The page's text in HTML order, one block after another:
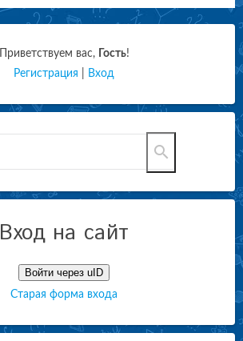
Приветствуем вас, Гость!
Регистрация
Вход
Вход на сайт
Войти через uID
Старая форма входа